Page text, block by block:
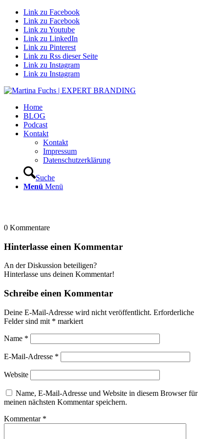
Link zu Facebook
Link zu Facebook
Link zu Youtube
Link zu LinkedIn
Link zu Pinterest
Link zu Rss dieser Seite
Link zu Instagram
Link zu Instagram
Home
BLOG
Podcast
Kontakt
Kontakt
Impressum
Datenschutzerklärung
Suche
Menü Menü
0 Kommentare
Hinterlasse einen Kommentar
An der Diskussion beteiligen?
Hinterlasse uns deinen Kommentar!
Schreibe einen Kommentar
Deine E-Mail-Adresse wird nicht veröffentlicht. Erforderliche
Felder sind mit * markiert
Name *
E-Mail-Adresse *
Website
Name, E-Mail-Adresse und Website in diesem Browser für
meinen nächsten Kommentar speichern.
Kommentar *